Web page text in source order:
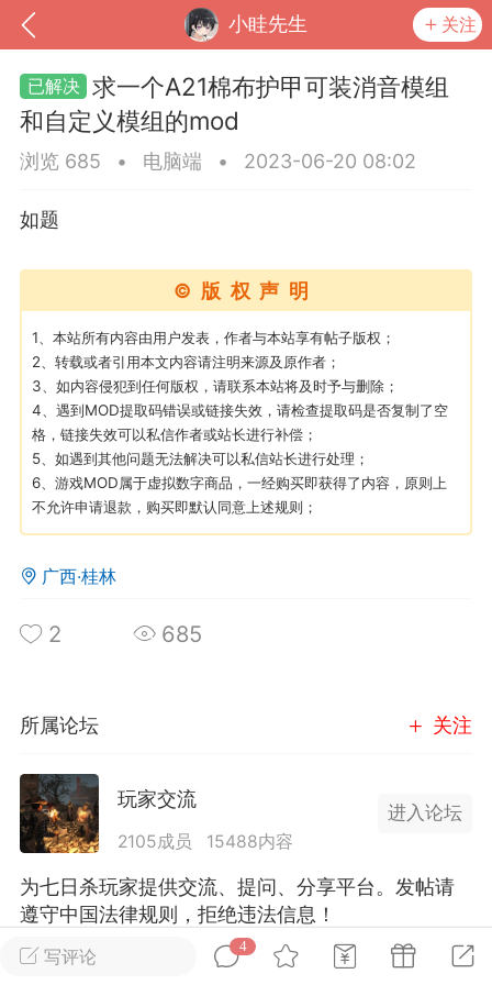
小眭先生 关注
我的钱包 道具 排行榜
MOD下载 攻略教程 联机招募
02-10 15:45
卖挂
禁止发布联机可用的作弊模组，
单机辅助引流私下售卖服务器外挂！
作弊模组在联机服务器使用,为了维护游
模组的发布行为：1. *...
汉
2.21w
大人
Lv.8
写评论
4
求一个A21棉布护甲可装消音模组
和自定义模组的mod
浏览 685 • 电脑端 • 2023-06-20 08:02
如题
©版权声明
1、本站所有内容由用户发表，作者与本站享有帖子版权；
2、转载或者引用本文内容请注明来源及原作者；
3、如内容侵犯到任何版权，请联系本站将及时予与删除；
4、遇到MOD提取码错误或链接失效，请检查提取码是否复制了空
格，链接失效可以私信作者或站长进行补偿；
5、如遇到其他问题无法解决可以私信站长进行处理；
6、游戏MOD属于虚拟数字商品，一经购买即获得了内容，原则上
不允许申请退款，购买即默认同意上述规则；
广西·桂林
2 685
所属论坛 关注
玩家交流
2105成员 15488内容
进入论坛
为七日杀玩家提供交流、提问、分享平台。发帖请
遵守中国法律规则，拒绝违法信息！
正序